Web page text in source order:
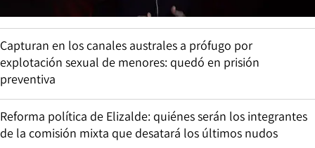
Capturan en los canales australes a prófugo por
explotación sexual de menores: quedó en prisión
preventiva
Reforma política de Elizalde: quiénes serán los integrantes
de la comisión mixta que desatará los últimos nudos